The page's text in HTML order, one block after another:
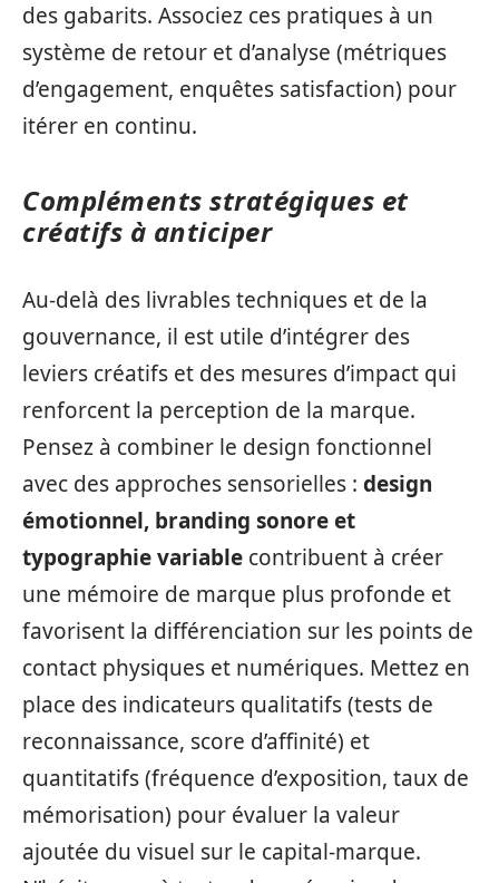
des gabarits. Associez ces pratiques à un
système de retour et d’analyse (métriques
d’engagement, enquêtes satisfaction) pour
itérer en continu.
Compléments stratégiques et
créatifs à anticiper
Au-delà des livrables techniques et de la
gouvernance, il est utile d’intégrer des
leviers créatifs et des mesures d’impact qui
renforcent la perception de la marque.
Pensez à combiner le design fonctionnel
avec des approches sensorielles : design
émotionnel, branding sonore et
typographie variable contribuent à créer
une mémoire de marque plus profonde et
favorisent la différenciation sur les points de
contact physiques et numériques. Mettez en
place des indicateurs qualitatifs (tests de
reconnaissance, score d’affinité) et
quantitatifs (fréquence d’exposition, taux de
mémorisation) pour évaluer la valeur
ajoutée du visuel sur le capital-marque.